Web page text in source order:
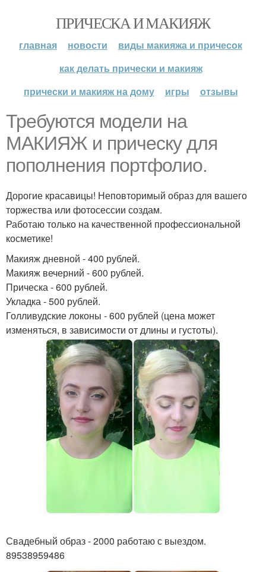
ПРИЧЕСКА И МАКИЯЖ
главная новости
виды макияжа и причесок
как делать прически и макияж
прически и макияж на дому
игры отзывы
Требуются модели на
МАКИЯЖ и прическу для
пополнения портфолио.
Дорогие красавицы! Неповторимый образ для вашего
торжества или фотосессии создам.
Работаю только на качественной профессиональной
косметике!
Макияж дневной - 400 рублей.
Макияж вечерний - 600 рублей.
Прическа - 600 рублей.
Укладка - 500 рублей.
Голливудские локоны - 600 рублей (цена может
изменяться, в зависимости от длины и густоты).
Свадебный образ - 2000 работаю с выездом.
89538959486